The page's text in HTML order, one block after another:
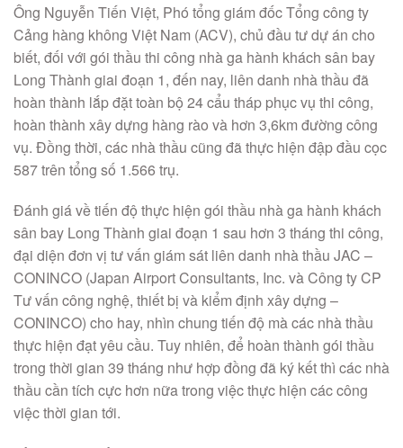
Ông Nguyễn Tiến Việt, Phó tổng giám đốc Tổng công ty
Cảng hàng không Việt Nam (ACV), chủ đầu tư dự án cho
biết, đối với gói thầu thi công nhà ga hành khách sân bay
Long Thành giai đoạn 1, đến nay, liên danh nhà thầu đã
hoàn thành lắp đặt toàn bộ 24 cẩu tháp phục vụ thi công,
hoàn thành xây dựng hàng rào và hơn 3,6km đường công
vụ. Đồng thời, các nhà thầu cũng đã thực hiện đập đầu cọc
587 trên tổng số 1.566 trụ.
Đánh giá về tiến độ thực hiện gói thầu nhà ga hành khách
sân bay Long Thành giai đoạn 1 sau hơn 3 tháng thi công,
đại diện đơn vị tư vấn giám sát liên danh nhà thầu JAC –
CONINCO (Japan Airport Consultants, Inc. và Công ty CP
Tư vấn công nghệ, thiết bị và kiểm định xây dựng –
CONINCO) cho hay, nhìn chung tiến độ mà các nhà thầu
thực hiện đạt yêu cầu. Tuy nhiên, để hoàn thành gói thầu
trong thời gian 39 tháng như hợp đồng đã ký kết thì các nhà
thầu cần tích cực hơn nữa trong việc thực hiện các công
việc thời gian tới.